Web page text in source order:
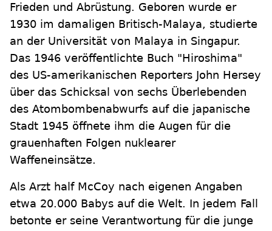
Frieden und Abrüstung. Geboren wurde er
1930 im damaligen Britisch-Malaya, studierte
an der Universität von Malaya in Singapur.
Das 1946 veröffentlichte Buch "Hiroshima"
des US-amerikanischen Reporters John Hersey
über das Schicksal von sechs Überlebenden
des Atombombenabwurfs auf die japanische
Stadt 1945 öffnete ihm die Augen für die
grauenhaften Folgen nuklearer
Waffeneinsätze.
Als Arzt half McCoy nach eigenen Angaben
etwa 20.000 Babys auf die Welt. In jedem Fall
betonte er seine Verantwortung für die junge